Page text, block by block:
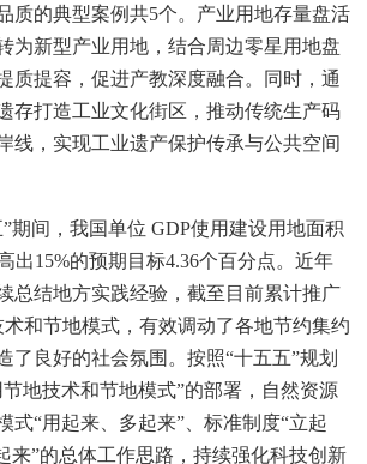
的典型案例共5个。产业用地存量盘活
为新型产业用地，结合周边零星用地盘
质提容，促进产教深度融合。同时，通
存打造工业文化街区，推动传统生产码
线，实现工业遗产保护传承与公共空间
间，我国单位 GDP使用建设用地面积
出15%的预期目标4.36个百分点。近年
总结地方实践经验，截至目前累计推广
术和节地模式，有效调动了各地节约集约
了良好的社会氛围。按照“十五五”规划
地技术和节地模式”的部署，自然资源
式“用起来、多起来”、标准制度“立起
来”的总体工作思路，持续强化科技创新